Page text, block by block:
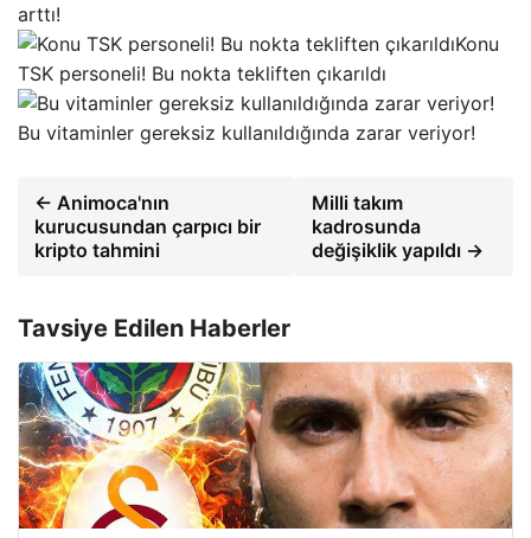
arttı!
Konu
TSK personeli! Bu nokta tekliften çıkarıldı
Bu vitaminler gereksiz kullanıldığında zarar veriyor!
← Animoca'nın
kurucusundan çarpıcı bir
kripto tahmini
Milli takım
kadrosunda
değişiklik yapıldı →
Tavsiye Edilen Haberler